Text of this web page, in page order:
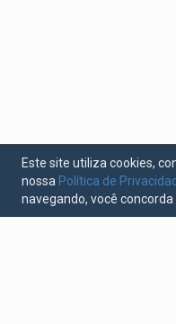
Este site utiliza cookies,
nossa Política de
navegando, você concorda